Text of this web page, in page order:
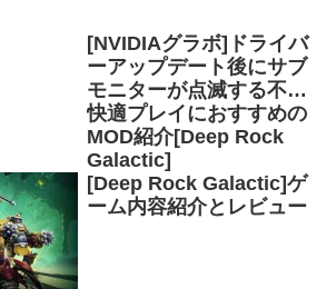
[NVIDIAグラボ]ドライバ
ーアップデート後にサブ
モニターが点滅する不具
合の解決方法
快適プレイにおすすめの
MOD紹介[Deep Rock
Galactic]
[Deep Rock Galactic]ゲ
ーム内容紹介とレビュー